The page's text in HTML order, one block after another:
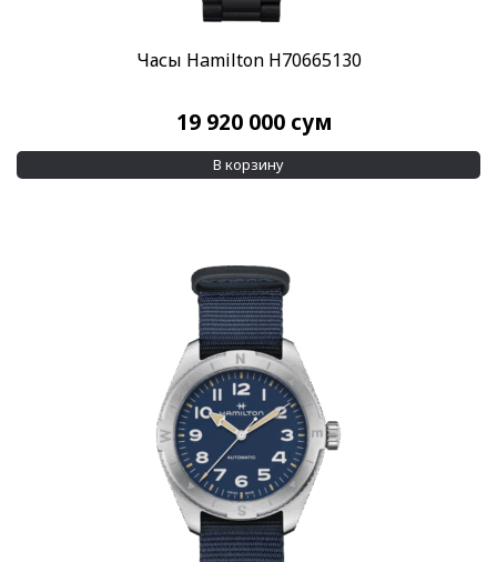
Часы Hamilton H70665130
19 920 000 сум
В корзину